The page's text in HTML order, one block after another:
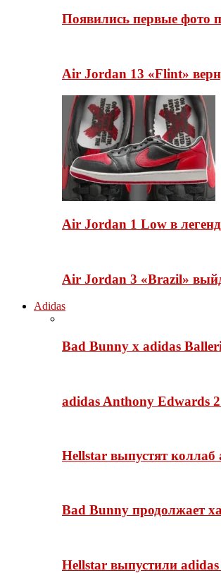
Появились первые фото
Air Jordan 13 «Flint»
Air Jordan 1 Low в
Air Jordan 3 «Brazil»
Adidas
Bad Bunny x adidas
adidas Anthony Edwards
Hellstar выпустят коллаб
Bad Bunny продолжает
Hellstar выпустили